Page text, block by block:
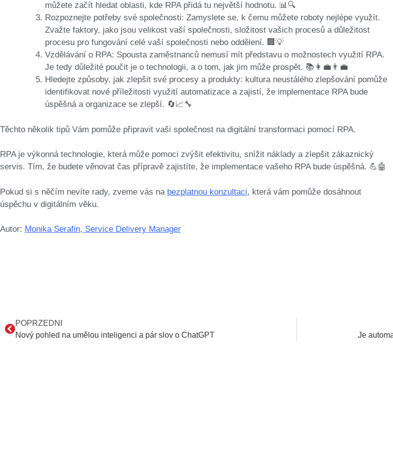
můžete začít hledat oblasti, kde RPA přidá tu největší hodnotu. 📊🔍
Rozpoznejte potřeby své společnosti: Zamyslete se, k čemu můžete roboty nejlépe využít.
Zvažte faktory, jako jsou velikost vaší společnosti, složitost vašich procesů a důležitost
procesu pro fungování celé vaší společnosti nebo oddělení. 🏢💡
Vzdělávání o RPA: Spousta zaměstnanců nemusí mít představu o možnostech využití RPA.
Je tedy důležité poučit je o technologii, a o tom, jak jim může prospět. 📚👩‍💼👨‍💼
Hledejte způsoby, jak zlepšit své procesy a produkty: kultura neustálého zlepšování pomůže
identifikovat nové příležitosti využití automatizace a zajistí, že implementace RPA bude
úspěšná a organizace se zlepší. 🔄📈🔧
Těchto několik tipů Vám pomůže připravit vaši společnost na digitální transformaci pomocí RPA.
RPA je výkonná technologie, která může pomoci zvýšit efektivitu, snížit náklady a zlepšit zákaznický
servis. Tím, že budete věnovat čas přípravě zajistíte, že implementace vašeho RPA bude úspěšná. 💪🤖
Pokud si s něčím nevíte rady, zveme vás na bezplatnou konzultaci, která vám pomůže dosáhnout
úspěchu v digitálním věku.
Autor: Monika Serafin, Service Delivery Manager
POPRZEDNI
Nový pohled na umělou inteligenci a pár slov o ChatGPT
Je